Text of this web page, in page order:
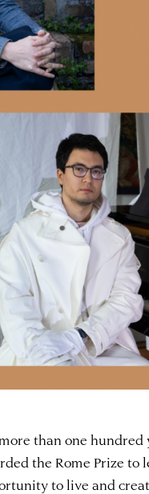
than one hundred
the Rome Prize to
to live and